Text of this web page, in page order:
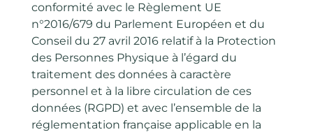
conformité avec le Règlement UE
n°2016/679 du Parlement Européen et du
Conseil du 27 avril 2016 relatif à la Protection
des Personnes Physique à l’égard du
traitement des données à caractère
personnel et à la libre circulation de ces
données (RGPD) et avec l’ensemble de la
réglementation française applicable en la